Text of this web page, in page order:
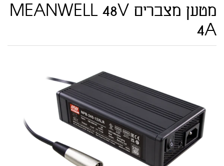
מטען מצברים MEANWELL 48V
4A